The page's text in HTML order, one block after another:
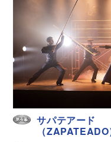
サパテアード
（ZAPATEADO